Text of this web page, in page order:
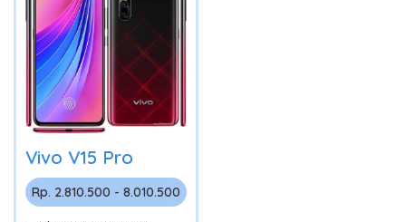
Vivo V15 Pro
Rp. 2.810.500 - 8.010.500